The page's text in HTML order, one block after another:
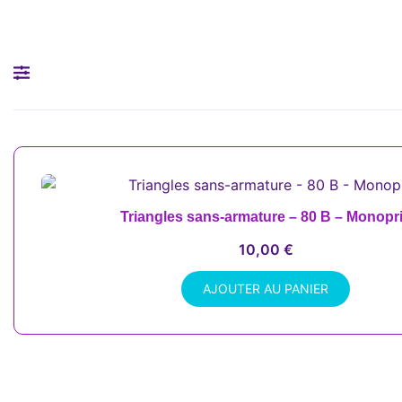
Triangles sans-armature – 80 B –
10,00 €
AJOUTER AU PANIER